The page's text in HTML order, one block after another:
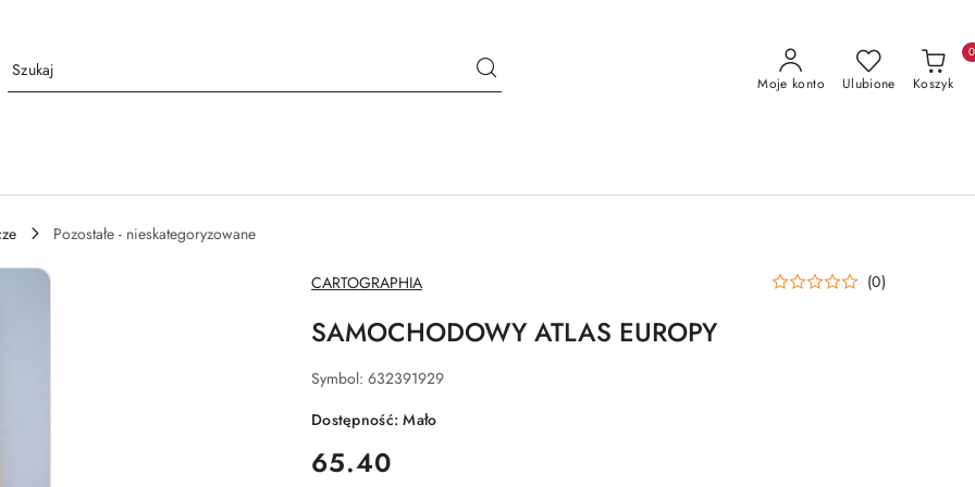
Moje konto Ulubione Koszyk
0
Pozostałe - nieskategoryzowane
NAZWA
PRODUCENTA:
CARTOGRAPHIA (0)
SAMOCHODOWY ATLAS EUROPY
Symbol: 632391929
Dostępność:Mało
cena:
65.40